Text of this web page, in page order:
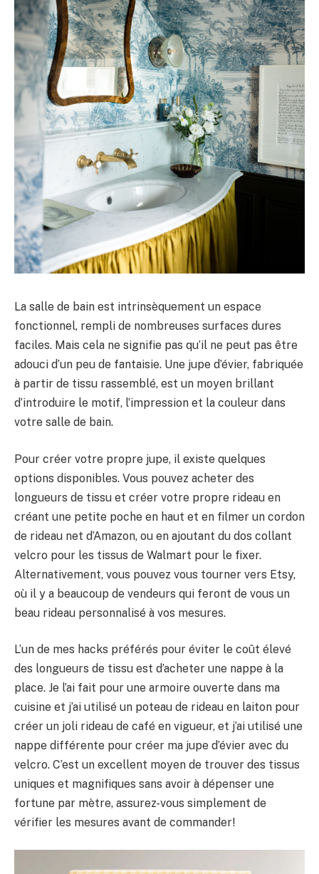
La salle de bain est intrinsèquement un espace
fonctionnel, rempli de nombreuses surfaces dures
faciles. Mais cela ne signifie pas qu’il ne peut pas être
adouci d’un peu de fantaisie. Une jupe d’évier, fabriquée
à partir de tissu rassemblé, est un moyen brillant
d’introduire le motif, l’impression et la couleur dans
votre salle de bain.
Pour créer votre propre jupe, il existe quelques
options disponibles. Vous pouvez acheter des
longueurs de tissu et créer votre propre rideau en
créant une petite poche en haut et en filmer un cordon
de rideau net d’Amazon, ou en ajoutant du dos collant
velcro pour les tissus de Walmart pour le fixer.
Alternativement, vous pouvez vous tourner vers Etsy,
où il y a beaucoup de vendeurs qui feront de vous un
beau rideau personnalisé à vos mesures.
L’un de mes hacks préférés pour éviter le coût élevé
des longueurs de tissu est d’acheter une nappe à la
place. Je l’ai fait pour une armoire ouverte dans ma
cuisine et j’ai utilisé un poteau de rideau en laiton pour
créer un joli rideau de café en vigueur, et j’ai utilisé une
nappe différente pour créer ma jupe d’évier avec du
velcro. C’est un excellent moyen de trouver des tissus
uniques et magnifiques sans avoir à dépenser une
fortune par mètre, assurez-vous simplement de
vérifier les mesures avant de commander!